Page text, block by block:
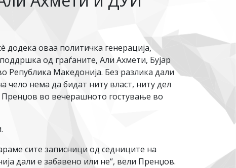
додека оваа политичка генерација,
од граѓаните, Али Ахмети, Бујар
Република Македонија. Без разлика дали
нема да бидат ниту власт, ниту дел
во вечерашното гостување во
сите записници од седниците на
дали е забавено или не“, вели Пренџов.